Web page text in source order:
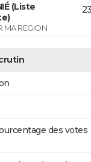
(Liste
MA REGION
des votes